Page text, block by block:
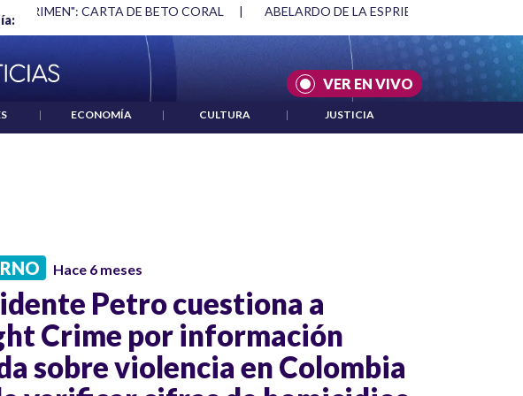
UN CRIMEN": CARTA DE BETO CORAL | ABELARDO DE LA ESPRIELLA Y DMG
VER EN VIVO
| ECONOMÍA | CULTURA | JUSTICIA
Hace 6 meses
Petro cuestiona a
Crime por información
sobre violencia en Colombia